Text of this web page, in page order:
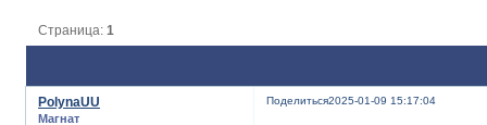
Страница:1
Поделиться2025-01-09 15:17:04
PolynaUU
Магнат